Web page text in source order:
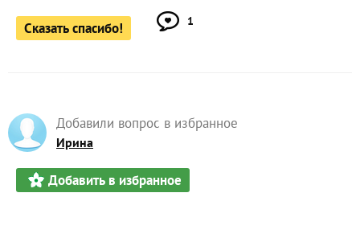
Сказать спасибо! 1
Добавили вопрос в избранное
Ирина
Добавить в избранное